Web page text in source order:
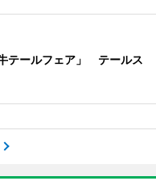
テールフェア」 テールス